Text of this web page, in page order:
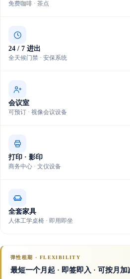
免费咖啡 · 茶点
24 / 7 进出
全天候门禁 · 安保系统
会议室
可预订 · 视像会议设备
打印 · 影印
商务中心 · 文仪设备
全套家具
人体工学桌椅 · 即用即坐
弹性租期 · FLEXIBILITY
最短一个月起 · 即签即入 · 可按月加